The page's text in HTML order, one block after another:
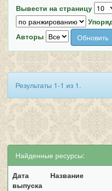
Вывести на страницу
Авторы
Результаты 1-1 из 1.
Найденные ресурсы:
Дата
выпуска
Название